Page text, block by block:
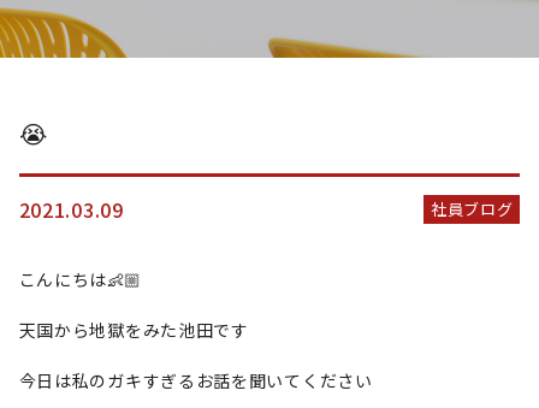
😭
2021.03.09 社員ブログ
こんにちは👶🏼
天国から地獄をみた池田です
今日は私のガキすぎるお話を聞いてください